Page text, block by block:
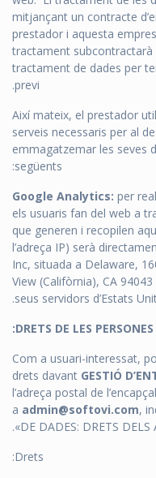
mitjançant un contracte
prestador i aquesta
tractament
tractament de dades per
previ.
Així mateix, el prestador
serveis necessaris per al
emmagatzemar les seves
següents:
Google Analytics: per
els usuaris fan del web a
que generen i recopilen
l’adreça IP) serà
Inc, situada a Delaware,
View (Califòrnia), CA
seus servidors d’Estats
DRETS DE LES
Com a usuari-interessat,
drets davant GESTIÓ
l’adreça postal de
a admin@softovi.com,
DE DADES: DRETS DELS
Drets: